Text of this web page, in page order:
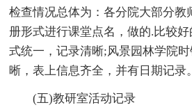
检查情况总体为：各分院大部分教
册形式进行课堂点名，做的.比较
式统一，记录清晰;风景园林学院
晰，表上信息齐全，并有日期记录。
(五)教研室活动记录